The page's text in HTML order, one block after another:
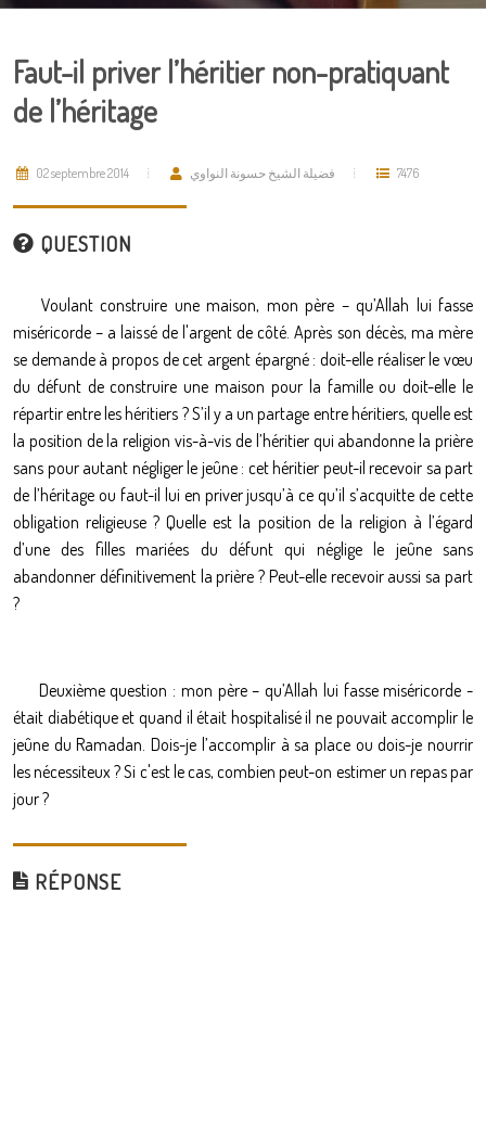
Faut-il priver l’héritier non-pratiquant
de l’héritage
02 septembre 2014 فضيلة الشيخ حسونة النواوي 7476
QUESTION
Voulant construire une maison, mon père – qu’Allah lui fasse
miséricorde – a laissé de l'argent de côté. Après son décès, ma mère
se demande à propos de cet argent épargné : doit-elle réaliser le vœu
du défunt de construire une maison pour la famille ou doit-elle le
répartir entre les héritiers ? S’il y a un partage entre héritiers, quelle est
la position de la religion vis-à-vis de l’héritier qui abandonne la prière
sans pour autant négliger le jeûne : cet héritier peut-il recevoir sa part
de l’héritage ou faut-il lui en priver jusqu’à ce qu’il s’acquitte de cette
obligation religieuse ? Quelle est la position de la religion à l’égard
d’une des filles mariées du défunt qui néglige le jeûne sans
abandonner définitivement la prière ? Peut-elle recevoir aussi sa part
?
Deuxième question : mon père – qu’Allah lui fasse miséricorde -
était diabétique et quand il était hospitalisé il ne pouvait accomplir le
jeûne du Ramadan. Dois-je l’accomplir à sa place ou dois-je nourrir
les nécessiteux ? Si c'est le cas, combien peut-on estimer un repas par
jour ?
RÉPONSE